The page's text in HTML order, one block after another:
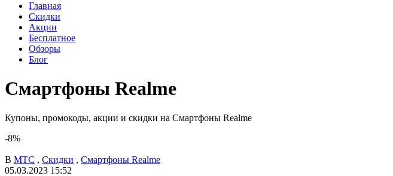
Главная
Скидки
Акции
Бесплатное
Обзоры
Блог
Смартфоны Realme
Купоны, промокоды, акции и скидки на Смартфоны Realme
-8%
В МТС , Скидки , Смартфоны Realme
05.03.2023 15:52